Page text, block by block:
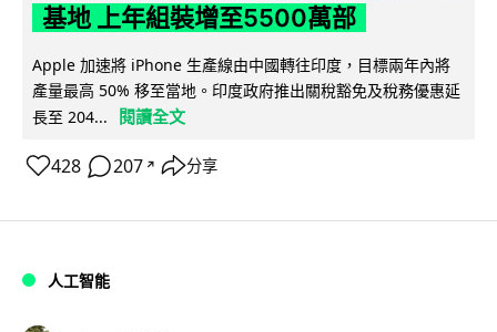
基地 上年組裝增至5500萬部
Apple 加速將 iPhone 生產線由中國轉往印度，目標兩年內將
產量最高 50% 移至當地。印度政府推出關稅豁免及稅務優惠延
長至 204...
閱讀全文
428 207 ↗ 分享
人工智能